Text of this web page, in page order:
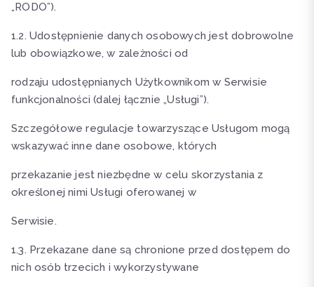
„RODO”).
1.2. Udostępnienie danych osobowych jest dobrowolne
lub obowiązkowe, w zależności od
rodzaju udostępnianych Użytkownikom w Serwisie
funkcjonalności (dalej łącznie „Usługi”).
Szczegółowe regulacje towarzyszące Usługom mogą
wskazywać inne dane osobowe, których
przekazanie jest niezbędne w celu skorzystania z
określonej nimi Usługi oferowanej w
Serwisie.
1.3. Przekazane dane są chronione przed dostępem do
nich osób trzecich i wykorzystywane